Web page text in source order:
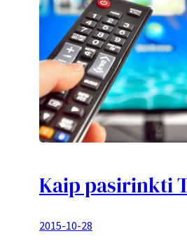
Kaip pasirinkti
2015-10-28